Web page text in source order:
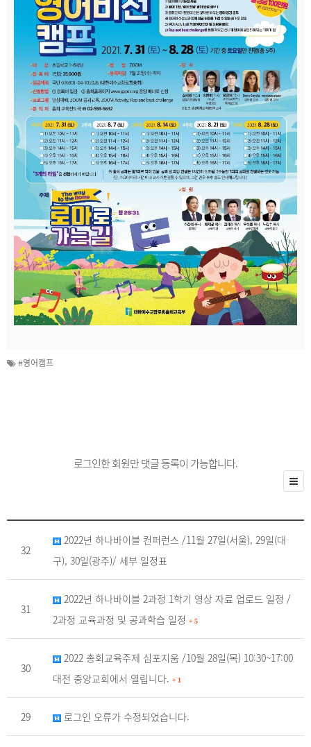
#영어캠프
로그인한 회원만 댓글 등록이 가능합니다.
32
2022년 하나바이블 컨퍼런스 /11월 27일(서울), 29일(대
구), 30일(광주)/ 세부 일정표
31
2022년 하나바이블 2과정 1학기 영상 자료 업로드 일정 /
2과정 교육과정 및 공과학습 일정 + 5
30
2022 총회교육주제 심포지움 /10월 28일(목) 10:30~17:00
대전 중앙교회에서 열립니다. + 1
29 로그인 오류가 수정되었습니다.